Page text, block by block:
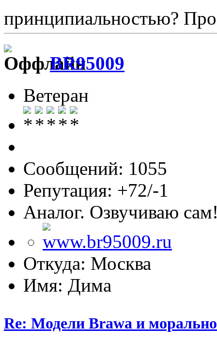
принципиальностью?
BR95009
Ветеран
Сообщений: 1055
Репутация: +72/-1
Аналог. Озвучиваю
Откуда: Москва
Имя: Дима
Re: Модели Brawa и